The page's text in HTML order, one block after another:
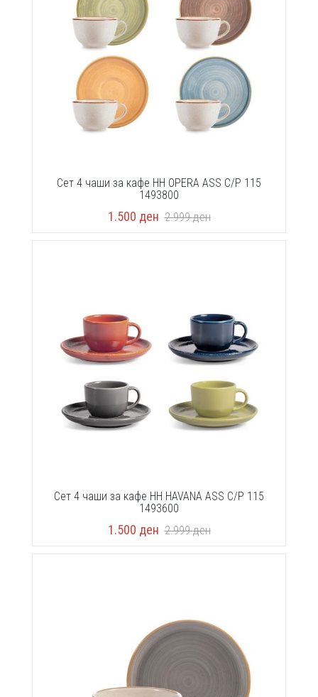
Сет 4 чаши за кафе HH OPERA ASS C/P 115
1493800
1.500 ден 2.999ден
Сет 4 чаши за кафе HH HAVANA ASS C/P 115
1493600
1.500 ден 2.999ден